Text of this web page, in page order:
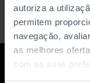
autoriza a
permitem
navegação,
as melhores
com as suas